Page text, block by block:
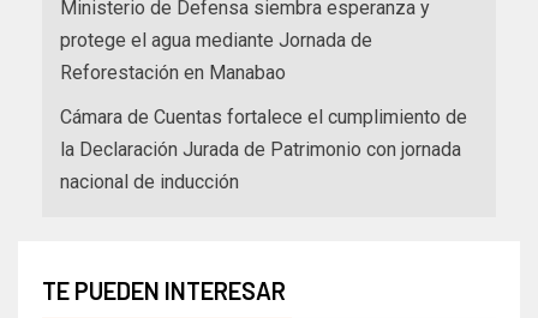
Ministerio de Defensa siembra esperanza y
protege el agua mediante Jornada de
Reforestación en Manabao
Cámara de Cuentas fortalece el cumplimiento de
la Declaración Jurada de Patrimonio con jornada
nacional de inducción
TE PUEDEN INTERESAR